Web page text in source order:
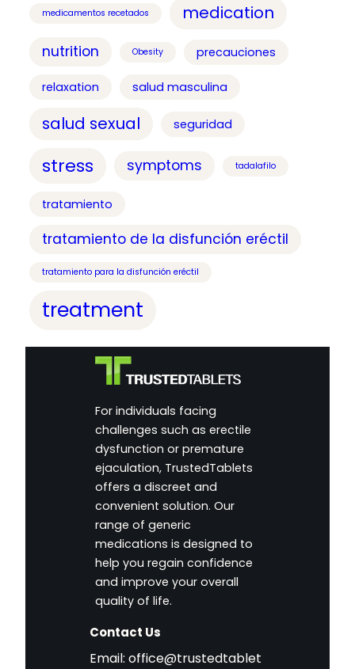
medicamentos recetados medication
nutrition Obesity precauciones
relaxation salud masculina
salud sexual seguridad
stress symptoms tadalafilo
tratamiento
tratamiento de la disfunción eréctil
tratamiento para la disfunción eréctil
treatment
For individuals facing
challenges such as erectile
dysfunction or premature
ejaculation, TrustedTablets
offers a discreet and
convenient solution. Our
range of generic
medications is designed to
help you regain confidence
and improve your overall
quality of life.
Contact Us
Email: office@trustedtablet